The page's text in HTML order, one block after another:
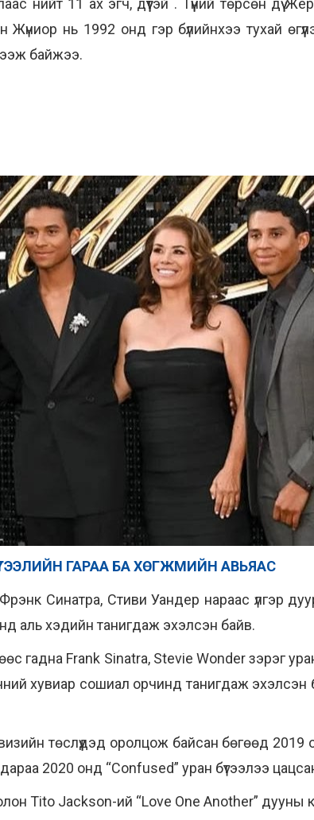
нийт 11 ах эгч, дүүтэй . Түүний төрсөн дүү
нь 1992 онд гэр бүлийнхээ тухай
байжээ.
ГАРАА БА ХӨГЖМИЙН АВЬЯАС
Синатра, Стиви Уандер нараас үлгэр
аль хэдийн танигдаж эхэлсэн байв.
гадна Frank Sinatra, Stevie Wonder зэрэг
хувиар сошиал орчинд танигдаж эхэлсэн
төслүүдэд оролцож байсан бөгөөд 2019
2020 онд “Confused” уран бүтээлээ
Tito Jackson-ий “Love One Another” дууны